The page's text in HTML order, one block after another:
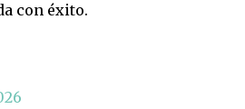
con éxito.